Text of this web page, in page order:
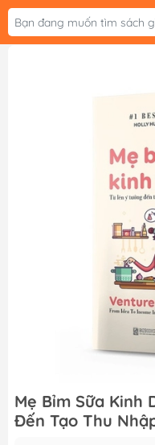
Mẹ Bỉm Sữa Kinh
Đến Tạo Thu